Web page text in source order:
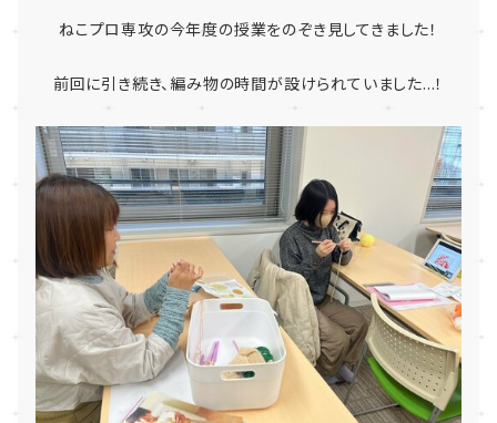
ねこプロ専攻の今年度の授業をのぞき見してきました！
前回に引き続き、編み物の時間が設けられていました...！